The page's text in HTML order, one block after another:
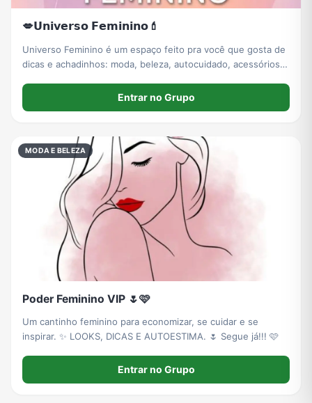
💋𝗨𝗻𝗶𝘃𝗲𝗿𝘀𝗼 𝗙𝗲𝗺𝗶𝗻𝗶𝗻𝗼💄
Universo Feminino é um espaço feito pra você que gosta de
dicas e achadinhos: moda, beleza, autocuidado, acessórios,
a pena, novidades e oportunidades por tempo limitado, com
links diretos!
Entrar no Grupo
MODA E BELEZA
Poder Feminino VIP 🌷🩷
Um cantinho feminino para economizar, se cuidar e se
inspirar. ✨ LOOKS, DICAS E AUTOESTIMA. 🌷 Segue já!!! 🩷
Entrar no Grupo